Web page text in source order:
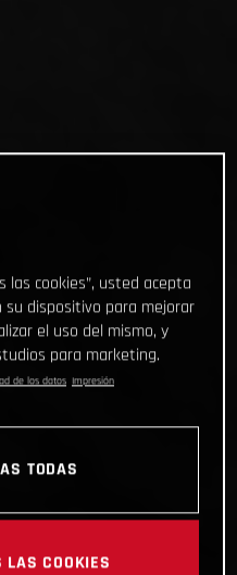
las cookies”, usted acepta
su dispositivo para mejorar
el uso del mismo, y
para marketing.
de los datos Impresión
TODAS
LAS COOKIES